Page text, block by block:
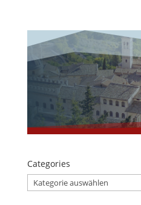
Categories
Categories